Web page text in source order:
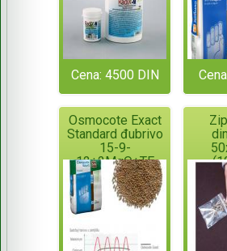
Cena: 4500 DIN
Osmocote Exact
Standard đubrivo
15-9-
12+2MgO+TE
(deluje 6 meseci)